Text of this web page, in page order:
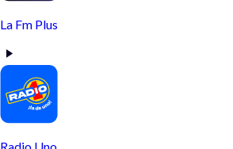
La Fm Plus